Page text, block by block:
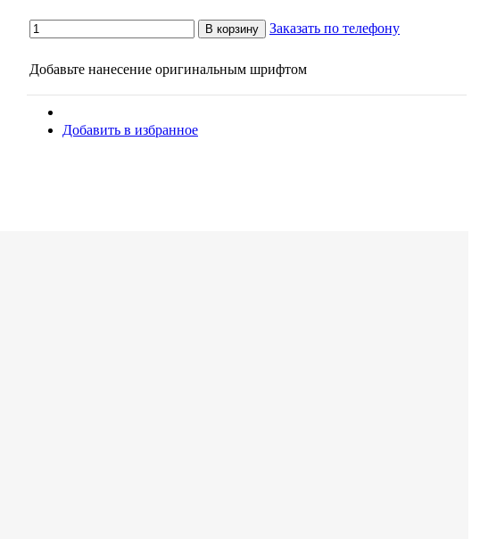
В корзину Заказать по телефону
Добавьте нанесение оригинальным шрифтом
Добавить в избранное